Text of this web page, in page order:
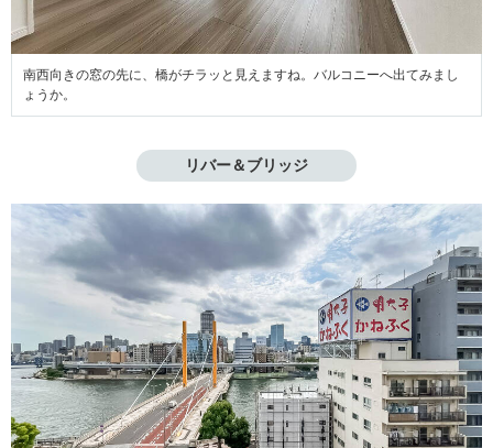
南西向きの窓の先に、橋がチラッと見えますね。バルコニーへ出てみまし
ょうか。
リバー＆ブリッジ